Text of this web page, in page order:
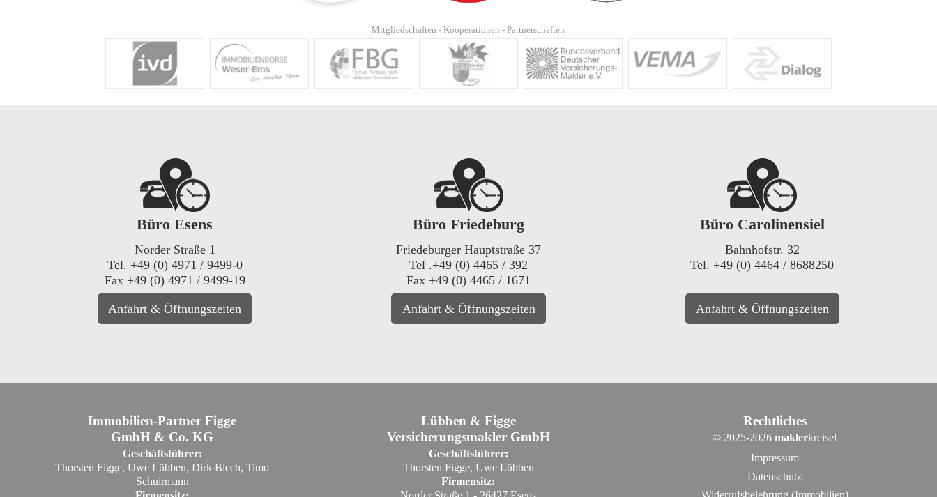
Mitgliedschaften - Kooperationen - Partnerschaften
Büro Esens
Norder Straße 1
Tel. +49 (0) 4971 / 9499-0
Fax +49 (0) 4971 / 9499-19
Anfahrt & Öffnungszeiten
Büro Friedeburg
Friedeburger Hauptstraße 37
Tel .+49 (0) 4465 / 392
Fax +49 (0) 4465 / 1671
Anfahrt & Öffnungszeiten
Büro Carolinensiel
Bahnhofstr. 32
Tel. +49 (0) 4464 / 8688250
Anfahrt & Öffnungszeiten
Immobilien-Partner Figge
GmbH & Co. KG
Geschäftsführer:
Thorsten Figge, Uwe Lübben, Dirk Blech, Timo
Schuirmann
Lübben & Figge
Versicherungsmakler GmbH
Geschäftsführer:
Thorsten Figge, Uwe Lübben
Firmensitz:
Rechtliches
© 2025-2026maklerkreisel
Impressum
Datenschutz